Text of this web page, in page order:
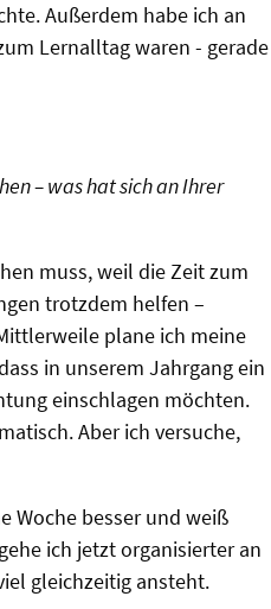
Außerdem habe ich an
Lernalltag waren - gerade
– was hat sich an Ihrer
muss, weil die Zeit zum
trotzdem helfen –
plane ich meine
in unserem Jahrgang ein
einschlagen möchten.
Aber ich versuche,
Woche besser und weiß
ich jetzt organisierter an
gleichzeitig ansteht.